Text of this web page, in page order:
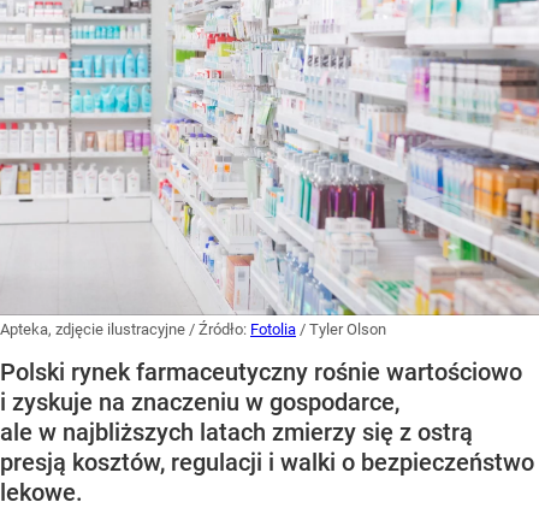
Apteka, zdjęcie ilustracyjne / Źródło: Fotolia / Tyler Olson
Polski rynek farmaceutyczny rośnie wartościowo
i zyskuje na znaczeniu w gospodarce,
ale w najbliższych latach zmierzy się z ostrą
presją kosztów, regulacji i walki o bezpieczeństwo
lekowe.